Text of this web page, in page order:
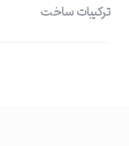
ترکیبات ساخت